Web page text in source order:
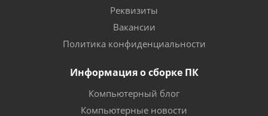
Реквизиты
Вакансии
Политика конфиденциальности
Информация о сборке ПК
Компьютерный блог
Компьютерные новости